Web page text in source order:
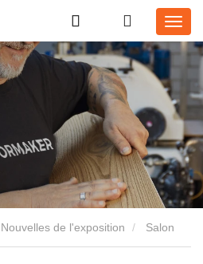
Nouvelles de l'exposition